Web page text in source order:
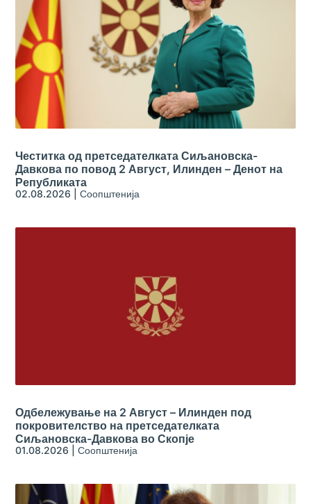
Честитка од претседателката Сиљановска-
Давкова по повод 2 Август, Илинден – Денот на
Републиката
02.08.2026 |Соопштенија
Одбележување на 2 Август – Илинден под
покровителство на претседателката
Сиљановска-Давкова во Скопје
01.08.2026 |Соопштенија